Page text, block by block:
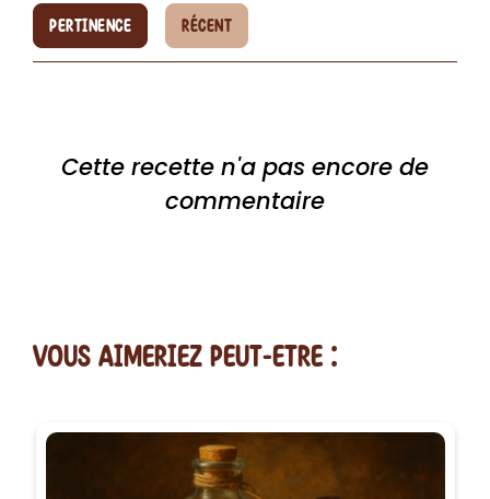
PERTINENCE RÉCENT
Cette recette n'a pas encore de
commentaire
vous AIMERiEZ PEUT-ETRE :